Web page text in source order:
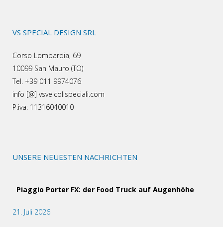
VS SPECIAL DESIGN SRL
Corso Lombardia, 69
10099 San Mauro (TO)
Tel. +39 011 9974076
info [@] vsveicolispeciali.com
P.iva: 11316040010
UNSERE NEUESTEN NACHRICHTEN
Piaggio Porter FX: der Food Truck auf Augenhöhe
21. Juli 2026